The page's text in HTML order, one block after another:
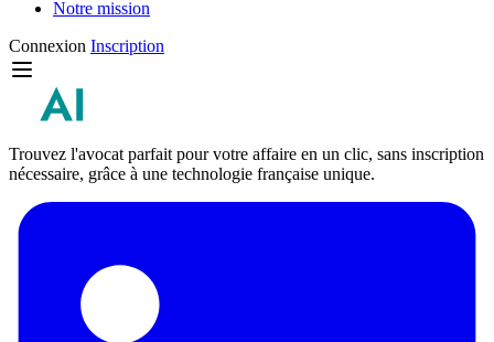
Notre mission
Connexion Inscription
Trouvez l'avocat parfait pour votre affaire en un clic, sans inscription
nécessaire, grâce à une technologie française unique.